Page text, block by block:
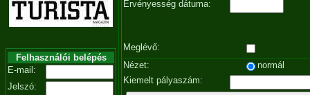
Felhasználói belépés
E-mail:
Jelszó:
Érvényesség dátuma:
Meglévő:
Nézet:
normál
Kiemelt pályaszám: